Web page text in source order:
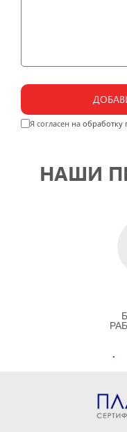
Я согласен на обработку
НАШИ